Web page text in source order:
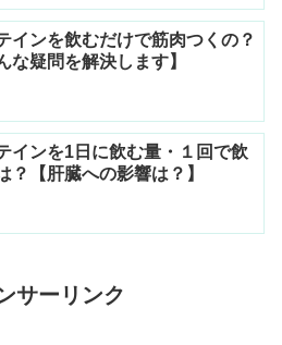
インを飲むだけで筋肉つくの？
な疑問を解決します】
インを1日に飲む量・１回で飲
？【肝臓への影響は？】
サーリンク